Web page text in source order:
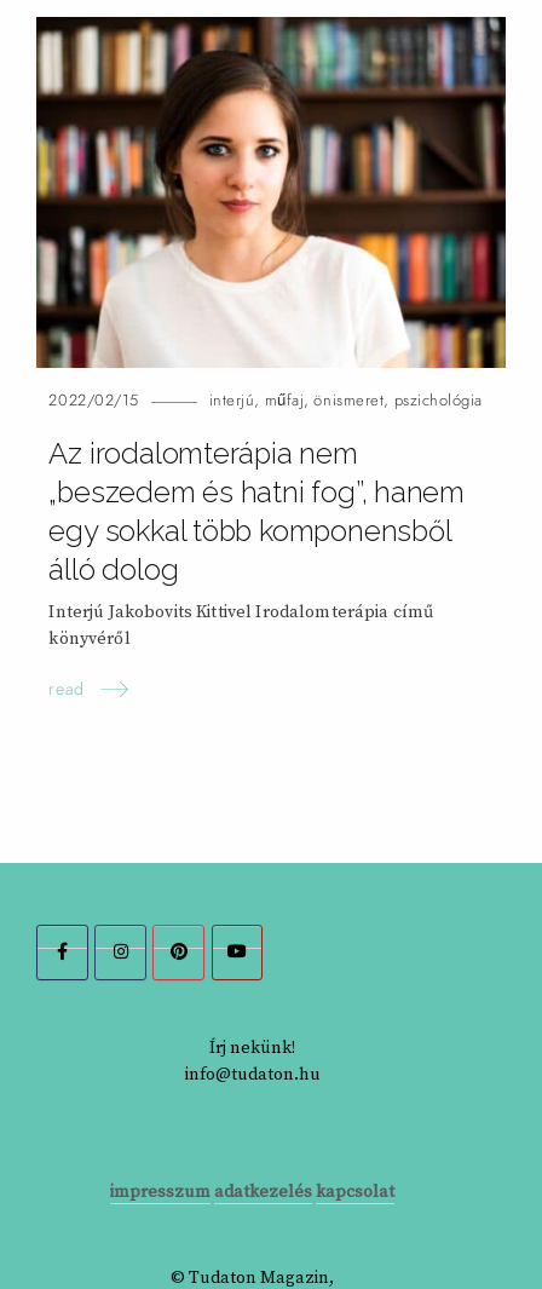
2022/02/15 interjú, műfaj,önismeret, pszichológia
Az irodalomterápia nem
„beszedem és hatni fog”, hanem
egy sokkal több komponensből
álló dolog
Interjú Jakobovits Kittivel Irodalomterápia című
könyvéről
read
Írj nekünk!
info@tudaton.hu
impresszum adatkezeléskapcsolat
© Tudaton Magazin,